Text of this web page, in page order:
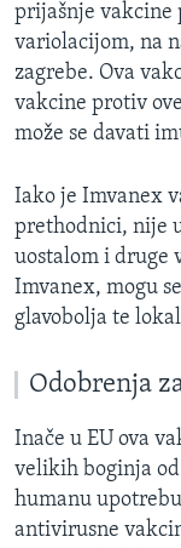
prijašnje vakcine
variolacijom, na
zagrebe. Ova
vakcine protiv
može se davati
Iako je Imvanex
prethodnici, nije
uostalom i druge
Imvanex, mogu
glavobolja te
Odobrenja
Inače u EU ova
velikih boginja
humanu
antivirusne